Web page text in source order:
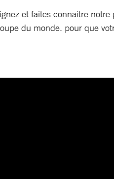
et faites connaitre
du monde. pour que